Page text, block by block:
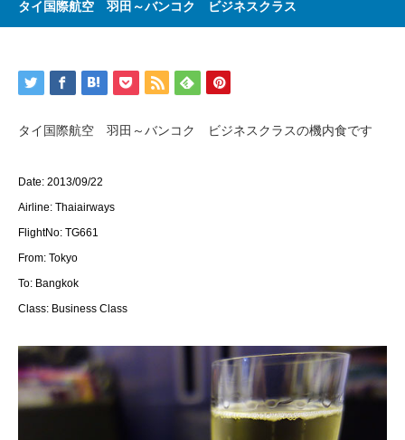
タイ国際航空 羽田～バンコク ビジネスクラス
タイ国際航空 羽田～バンコク ビジネスクラスの機内食です
Date: 2013/09/22
Airline: Thaiairways
FlightNo: TG661
From: Tokyo
To: Bangkok
Class: Business Class